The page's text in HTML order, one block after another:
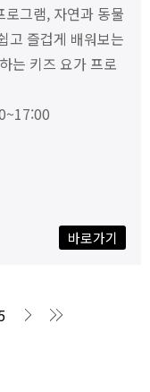
그램, 자연과 동물
고 즐겁게 배워보는
는 키즈 요가 프로
바로가기